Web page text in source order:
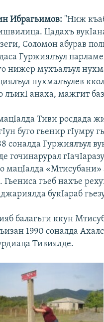
Ибрагьимов: "Ниж
Цадахъ
Соломон абурав
Гуржиялъул
нижер мухъалъул
нухмалъулев
лъикI анаха, мажгит
Тиви росдада
буго гьенир гIумру
соналда Гуржиялъул
гочинарурал
мацIалда «Мтисубани»
Гьениса гьеб нахъе
букIараб
балагьги ккун
1990 соналда
Тивиялде.